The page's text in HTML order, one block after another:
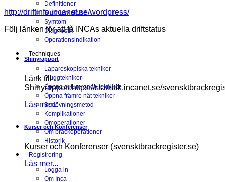
Definitioner
Sjukhusvistelse
Symtom
Diagnostik
Operationsindikation
Techniques
Laparoskopiska tekniker
Pluggtekniker
Öppna suturerande tekniker
Öppna främre nät tekniker
Bedövningsmetod
Komplikationer
Omoperationer
Om bråckoperationer
Historik
Registrering
Logga in
Om Inca
http://driftinfo.incanet.se/wordpress/
Följ länken för att få INCAs aktuella driftstatus
Shinyrapport
Länk till
Shinyrapport:https://statistik.incanet.se/
Läs mer...
Kurser och Konferenser
Kurser och Konferenser (svensktbrackregister.se)
Läs mer...